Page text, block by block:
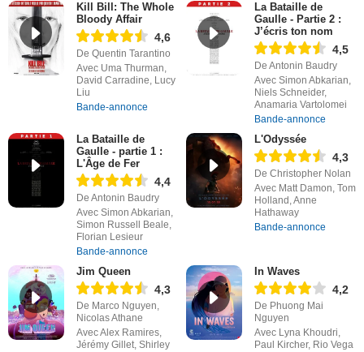
Kill Bill: The Whole
Bloody Affair
4,6
De Quentin Tarantino
Avec Uma Thurman,
David Carradine, Lucy
Liu
Bande-annonce
La Bataille de
Gaulle - Partie 2 :
J’écris ton nom
4,5
De Antonin Baudry
Avec Simon Abkarian,
Niels Schneider,
Anamaria Vartolomei
Bande-annonce
La Bataille de
Gaulle - partie 1 :
L'Âge de Fer
4,4
De Antonin Baudry
Avec Simon Abkarian,
Simon Russell Beale,
Florian Lesieur
Bande-annonce
L'Odyssée
4,3
De Christopher Nolan
Avec Matt Damon, Tom
Holland, Anne
Hathaway
Bande-annonce
Jim Queen
4,3
De Marco Nguyen,
Nicolas Athane
Avec Alex Ramires,
Jérémy Gillet, Shirley
In Waves
4,2
De Phuong Mai
Nguyen
Avec Lyna Khoudri,
Paul Kircher, Rio Vega